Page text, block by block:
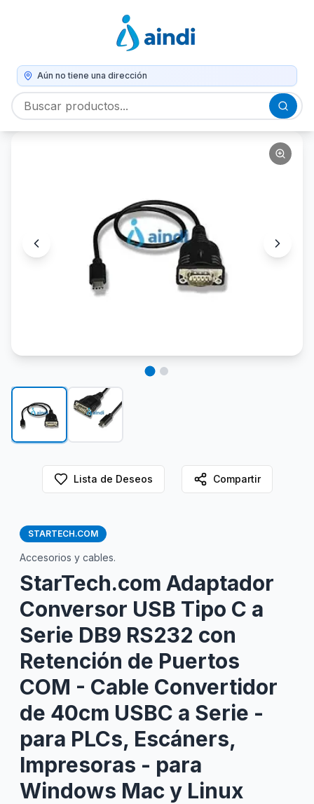
Aún no tiene una dirección
Lista de Deseos Compartir
STARTECH.COM
Accesorios y cables.
StarTech.com Adaptador
Conversor USB Tipo C a
Serie DB9 RS232 con
Retención de Puertos
COM - Cable Convertidor
de 40cm USBC a Serie -
para PLCs, Escáners,
Impresoras - para
Windows Mac y Linux